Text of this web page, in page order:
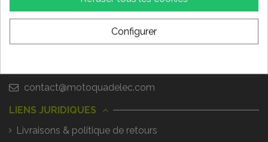
SHOW ROOM & ATELIER (sur rendez vous uniquement)
995 RUE DES ARTISANS - 14670 TROARN
contact@motoquadelec.com
LIENS JURIDIQUES
Livraisons & politique de retours
Configurer